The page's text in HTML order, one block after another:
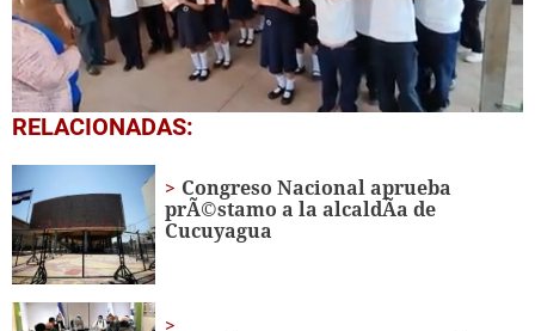
0
seconds
minute,
56
seconds
RELACIONADAS:
Congreso Nacional aprueba
prÃ©stamo a la alcaldÃ­a de
Cucuyagua